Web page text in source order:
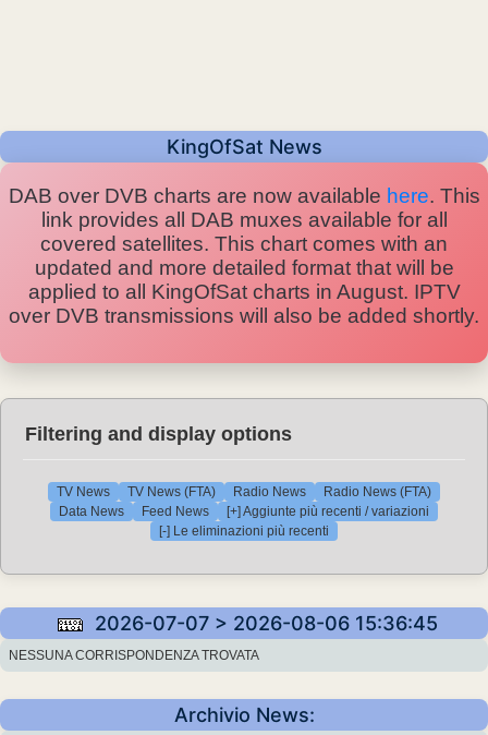
KingOfSat News
DAB over DVB charts are now available here. This
link provides all DAB muxes available for all
covered satellites. This chart comes with an
updated and more detailed format that will be
applied to all KingOfSat charts in August. IPTV
over DVB transmissions will also be added shortly.
Filtering and display options
TV News TV News (FTA) Radio News
Radio News (FTA)
Data News
Feed News
[+] Aggiunte più recenti / variazioni
[-] Le eliminazioni più recenti
2026-07-07 > 2026-08-06 15:36:45
NESSUNA CORRISPONDENZA TROVATA
Archivio News: